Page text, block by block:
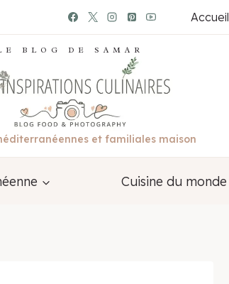
Accueil
BLOG DE SAMAR
et familiales maison
Cuisine du monde